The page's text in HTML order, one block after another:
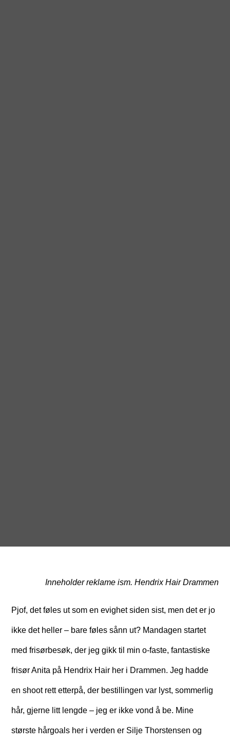
Inneholder reklame ism. Hendrix Hair Drammen
Pjof, det føles ut som en evighet siden sist, men det er jo
ikke det heller – bare føles sånn ut? Mandagen startet
med frisørbesøk, der jeg gikk til min o-faste, fantastiske
frisør Anita på Hendrix Hair her i Drammen. Jeg hadde
en shoot rett etterpå, der bestillingen var lyst, sommerlig
hår, gjerne litt lengde – jeg er ikke vond å be. Mine
største hårgoals her i verden er Silje Thorstensen og